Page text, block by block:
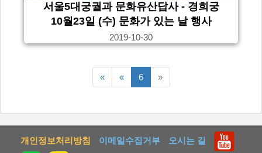
서울5대궁궐과 문화유산답사 - 경희궁
10월23일 (수) 문화가 있는 날 행사
2019-10-30
«맨처음
페이지
«이전5페이지
6 »다음5페이지
개인정보처리방침 이메일수집거부 오시는 길